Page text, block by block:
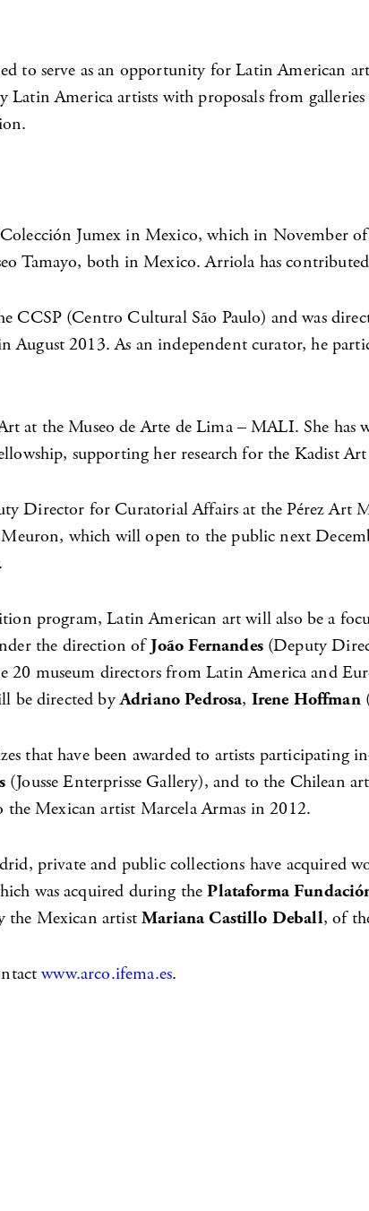
to serve as an opportunity for Latin American
Latin America artists with proposals from
Jumex in Mexico, which in November of
Tamayo, both in Mexico. Arriola has
CCSP (Centro Cultural São Paulo) and was
2013. As an independent curator, he
at the Museo de Arte de Lima – MALI. She has
supporting her research for the Kadist
Director for Curatorial Affairs at the Pérez
which will open to the public next
program, Latin American art will also be a
the direction ofJoão Fernandes(Deputy
20 museum directors from Latin America and
be directed byAdriano Pedrosa, Irene Hoffman
that have been awarded to artists participating in
(Jousse Enterprisse Gallery), and to the Chilean
Mexican artist Marcela Armas in 2012.
private and public collections have acquired
was acquired during thePlataforma
the Mexican artistMariana Castillo Deball, of
www.arco.ifema.es.